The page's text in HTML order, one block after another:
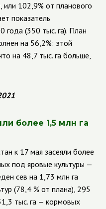
или 102,9% от планового
показатель
(350 тыс. га). План
на 56,2%: этой
на 48,7 тыс. га больше,
более 1,5 млн га
к 17 мая засеяли более
под яровые культуры —
сев на 1,73 млн га
(78,4 % от плана), 295
тыс. га — кормовых